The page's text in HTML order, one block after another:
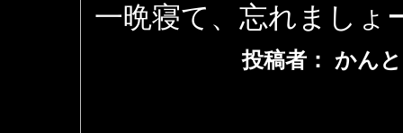
一晩寝て、忘れましょ
投稿者： かん